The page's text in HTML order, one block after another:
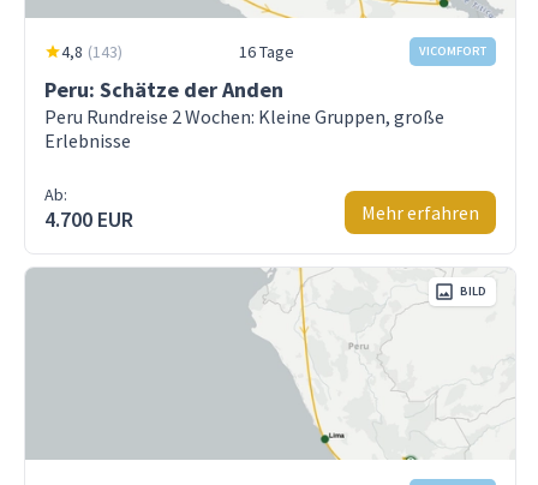
4,8 (143) 16 Tage VICOMFORT
Peru: Schätze der Anden
Peru Rundreise 2 Wochen: Kleine Gruppen, große
Erlebnisse
Ab:
4.700 EUR Mehr erfahren
BILD